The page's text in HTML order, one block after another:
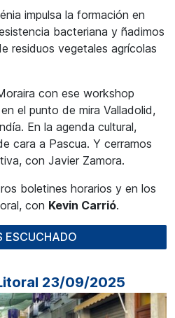
impulsa la formación en
bacteriana y ñadimos
residuos vegetales agrícolas
con ese workshop
el punto de mira Valladolid,
En la agenda cultural,
cara a Pascua. Y cerramos
con Javier Zamora.
boletines horarios y en los
con Kevin Carrió.
ESCUCHADO
23/09/2025